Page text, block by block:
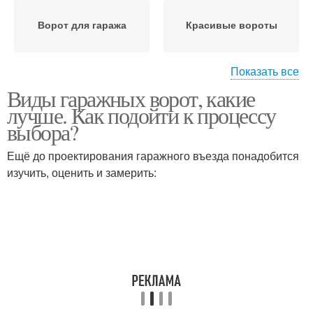
Ворот для гаража Красивые вороты
Секционные вороты
ворота
Подъемно-поворотные
Показать все
Виды гаражных ворот, какие
лучше. Как подойти к процессу
выбора?
Ещё до проектирования гаражного въезда понадобится
изучить, оценить и замерить: